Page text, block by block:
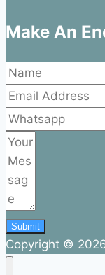
Make An
Submit
Copyright ©